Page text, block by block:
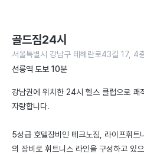
골드짐24시
서울특별시 강남구 테헤란로43길 17, 4
선릉역 도보 10분
강남권에 위치한 24시 헬스 클럽으로 쾌
자랑합니다.
5성급 호텔장비인 테크노짐, 라이프휘트
의 장비로 휘트니스 라인을 구성하고 있